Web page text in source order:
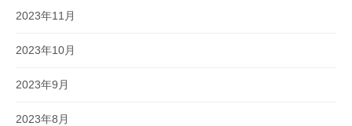
2023年11月
2023年10月
2023年9月
2023年8月